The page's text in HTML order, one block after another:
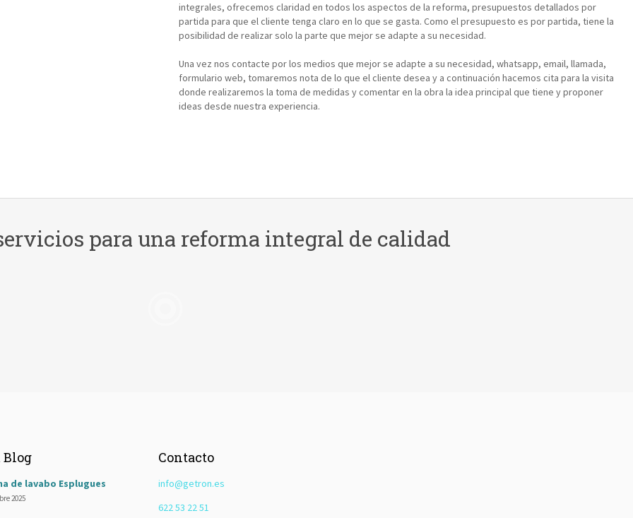
integrales, ofrecemos claridad en todos los aspectos de la reforma, presupuestos detallados por
partida para que el cliente tenga claro en lo que se gasta. Como el presupuesto es por partida, tiene la
posibilidad de realizar solo la parte que mejor se adapte a su necesidad.
Una vez nos contacte por los medios que mejor se adapte a su necesidad, whatsapp, email, llamada,
formulario web, tomaremos nota de lo que el cliente desea y a continuación hacemos cita para la visita
donde realizaremos la toma de medidas y comentar en la obra la idea principal que tiene y proponer
ideas desde nuestra experiencia.
para una reforma integral de calidad
de lavabo Esplugues
2025
Contacto
info@getron.es
622 53 22 51